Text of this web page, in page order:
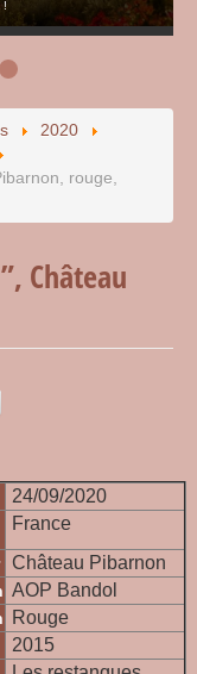
!
2020
rouge,
Château
24/09/2020
France
Château Pibarnon
AOP Bandol
Rouge
2015